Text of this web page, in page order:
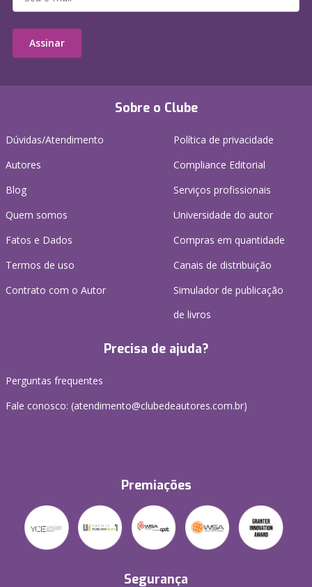
Sobre o Clube
Dúvidas/Atendimento
Autores
Blog
Quem somos
Fatos e Dados
Termos de uso
Contrato com o Autor
Política de privacidade
Compliance Editorial
Serviços profissionais
Universidade do autor
Compras em quantidade
Canais de distribuição
Simulador de publicação
de livros
Precisa de ajuda?
Perguntas frequentes
Fale conosco: (atendimento@clubedeautores.com.br)
Premiações
Segurança
Assinar